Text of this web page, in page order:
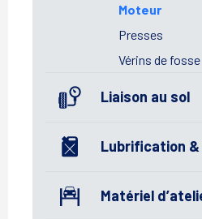
Moteur
Presses
Vérins de fosse
Liaison au sol
Lubrification
Matériel